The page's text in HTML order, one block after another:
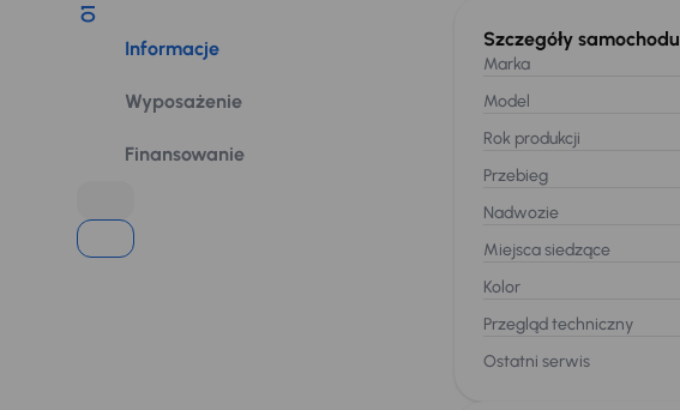
01
Informacje
Wyposażenie
Finansowanie
Szczegóły samochodu
Marka
Model
Rok produkcji
Przebieg
Nadwozie
Miejsca siedzące
Kolor
Przegląd techniczny
Ostatni serwis